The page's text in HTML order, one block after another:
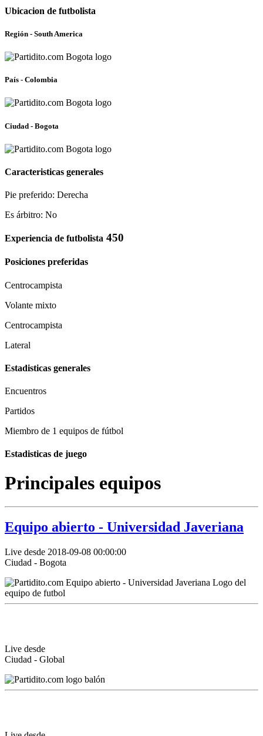
Ubicacion de futbolista
Región - South America
País - Colombia
Ciudad - Bogota
Caracteristicas generales
Pie preferido: Derecha
Es árbitro: No
Experiencia de futbolista 450
Posiciones preferidas
Centrocampista
Volante mixto
Centrocampista
Lateral
Estadisticas generales
Encuentros
Partidos
Miembro de 1 equipos de fútbol
Estadisticas de juego
Principales equipos
Equipo abierto - Universidad Javeriana
Live desde 2018-09-08 00:00:00
Ciudad - Bogota
Live desde
Ciudad - Global